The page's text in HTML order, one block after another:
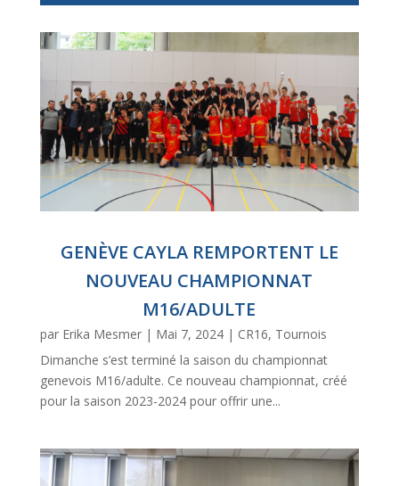
GENÈVE CAYLA REMPORTENT LE
NOUVEAU CHAMPIONNAT
M16/ADULTE
par Erika Mesmer| Mai 7, 2024| CR16, Tournois
Dimanche s’est terminé la saison du championnat
genevois M16/adulte. Ce nouveau championnat, créé
pour la saison 2023-2024 pour offrir une...